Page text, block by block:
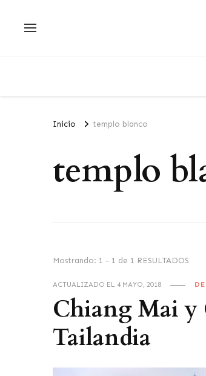
Inicio templo blanco
templo
Mostrando: 1 - 1 de 1 RESULTADOS
ACTUALIZADO EL 4 MAYO, 2018
Chiang Mai y
Tailandia